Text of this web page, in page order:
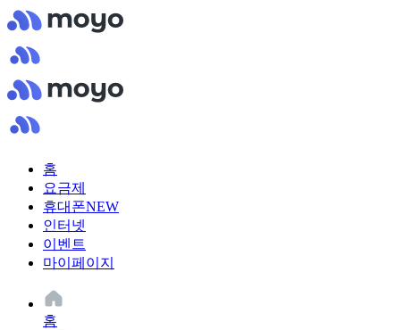
홈
요금제
휴대폰NEW
인터넷
이벤트
마이페이지
홈